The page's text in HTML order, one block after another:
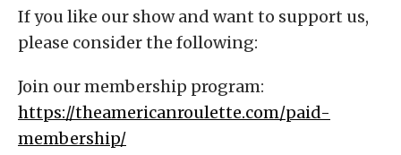
If you like our show and want to support us,
please consider the following:
Join our membership program:
https://theamericanroulette.com/paid-
membership/